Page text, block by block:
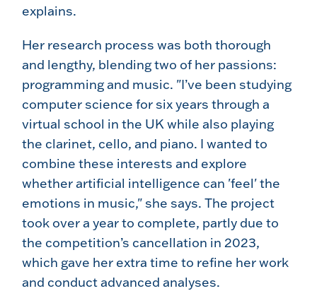
explains.
Her research process was both thorough
and lengthy, blending two of her passions:
programming and music. "I’ve been studying
computer science for six years through a
virtual school in the UK while also playing
the clarinet, cello, and piano. I wanted to
combine these interests and explore
whether artificial intelligence can 'feel' the
emotions in music," she says. The project
took over a year to complete, partly due to
the competition’s cancellation in 2023,
which gave her extra time to refine her work
and conduct advanced analyses.